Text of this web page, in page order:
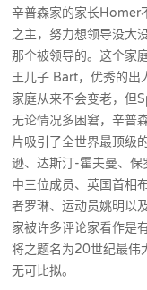
辛普森家的家长Homer
之主，努力想领导没大
那个被领导的。这个家
王儿子 Bart，优秀的出
家庭从来不会变老，但
无论情况多困窘，辛普
片吸引了全世界最顶级
逊、达斯汀-霍夫曼、保
中三位成员、英国首相
者罗琳、运动员姚明以
家被许多评论家看作是
将之题名为20世纪最伟
无可比拟。